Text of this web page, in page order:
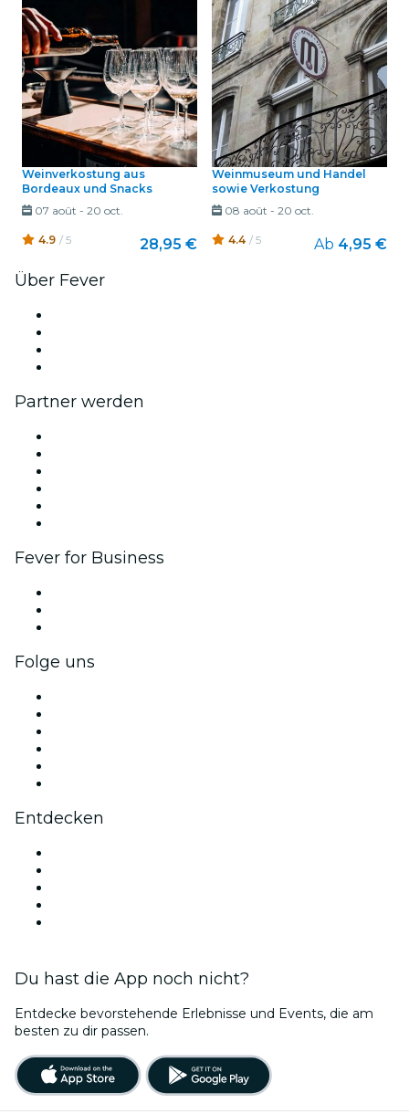
Weinverkostung aus
Bordeaux und Snacks
07 août - 20 oct.
4.9 / 5 28,95 €
Weinmuseum und Handel
sowie Verkostung
08 août - 20 oct.
4.4 / 5 Ab 4,95 €
Über Fever
Partner werden
Fever for Business
Folge uns
Entdecken
Du hast die App noch nicht?
Entdecke bevorstehende Erlebnisse und Events, die am
besten zu dir passen.